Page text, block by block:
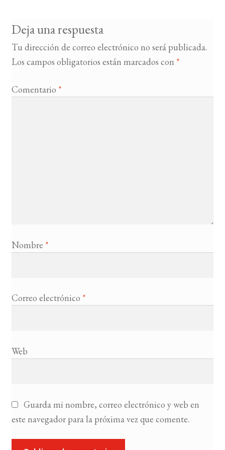
Deja una respuesta
Tu dirección de correo electrónico no será publicada.
Los campos obligatorios están marcados con *
Comentario *
Nombre *
Correo electrónico *
Web
Guarda mi nombre, correo electrónico y web en
este navegador para la próxima vez que comente.